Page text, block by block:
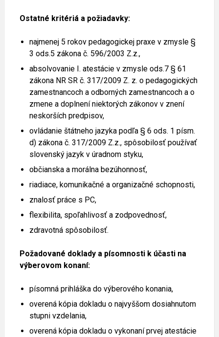
Ostatné kritériá a požiadavky:
najmenej 5 rokov pedagogickej praxe v zmysle §
3 ods.5 zákona č. 596/2003 Z.z.,
absolvovanie I. atestácie v zmysle ods.7 § 61
zákona NR SR č. 317/2009 Z. z. o pedagogických
zamestnancoch a odborných zamestnancoch a o
zmene a doplnení niektorých zákonov v znení
neskorších predpisov,
ovládanie štátneho jazyka podľa § 6 ods. 1 písm.
d) zákona č. 317/2009 Z.z., spôsobilosť používať
slovenský jazyk v úradnom styku,
občianska a morálna bezúhonnosť,
riadiace, komunikačné a organizačné schopnosti,
znalosť práce s PC,
flexibilita, spoľahlivosť a zodpovednosť,
zdravotná spôsobilosť.
Požadované doklady a písomnosti k účasti na
výberovom konaní:
písomná prihláška do výberového konania,
overená kópia dokladu o najvyššom dosiahnutom
stupni vzdelania,
overená kópia dokladu o vykonaní prvej atestácie